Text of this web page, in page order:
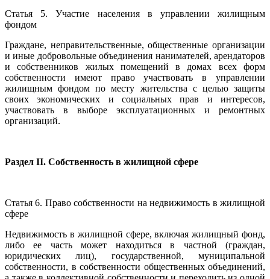
Статья 5. Участие населения в управлении жилищным
фондом
Граждане, неправительственные, общественные организации
и иные добровольные объединения нанимателей, арендаторов
и собственников жилых помещений в домах всех форм
собственности имеют право участвовать в управлении
жилищным фондом по месту жительства с целью защиты
своих экономических и социальных прав и интересов,
участвовать в выборе эксплуатационных и ремонтных
организаций.
Раздел II. Собственность в жилищной сфере
Статья 6. Право собственности на недвижимость в жилищной
сфере
Недвижимость в жилищной сфере, включая жилищный фонд,
либо ее часть может находиться в частной (граждан,
юридических лиц), государственной, муниципальной
собственности, в собственности общественных объединений,